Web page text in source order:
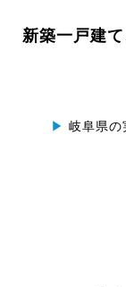
新築一戸建
▶ 岐阜県の